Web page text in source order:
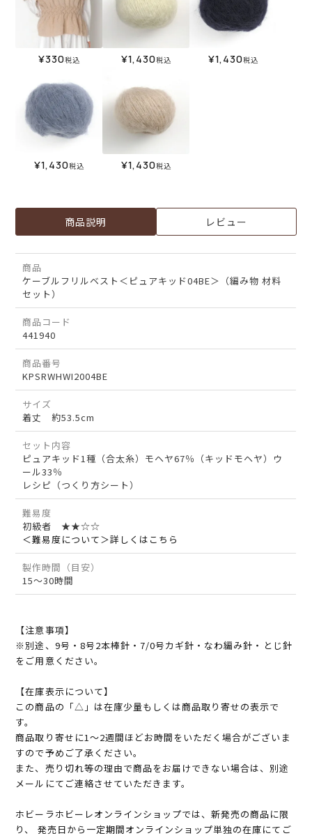
¥330税込 ¥1,430税込 ¥1,430税込
¥1,430税込 ¥1,430税込
商品説明 レビュー
商品
ケーブルフリルベスト＜ピュアキッド04BE＞（編み物 材料
セット）
商品コード
441940
商品番号
KPSRWHWI2004BE
サイズ
着丈 約53.5cm
セット内容
ピュアキッド1種（合太糸）モヘヤ67％（キッドモヘヤ）ウ
ール33％
レシピ（つくり方シート）
難易度
初級者 ★★☆☆
＜難易度について＞詳しくはこちら
製作時間（目安）
15～30時間
【注意事項】
※別途、9号・8号2本棒針・7/0号カギ針・なわ編み針・とじ針
をご用意ください。
【在庫表示について】
この商品の「△」は在庫少量もしくは商品取り寄せの表示で
す。
商品取り寄せに1～2週間ほどお時間をいただく場合がございま
すので予めご了承ください。
また、売り切れ等の理由で商品をお届けできない場合は、別途
メールにてご連絡させていただきます。
ホビーラホビーレオンラインショップでは、新発売の商品に限
り、 発売日から一定期間オンラインショップ単独の在庫にてご